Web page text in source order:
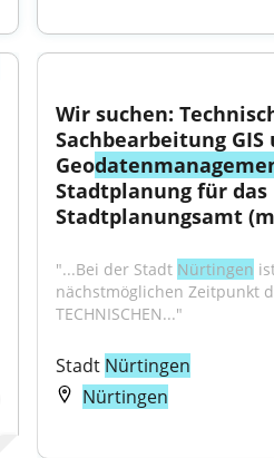
Wir suchen:
Sachbearbeitung GIS
Geo
Stadtplanung für das
Stadtplanungsamt
"...Bei der Stadt Nürtingen
nächstmöglichen Zeitpunkt
TECHNISCHEN..."
Stadt Nürtingen
Nürtingen